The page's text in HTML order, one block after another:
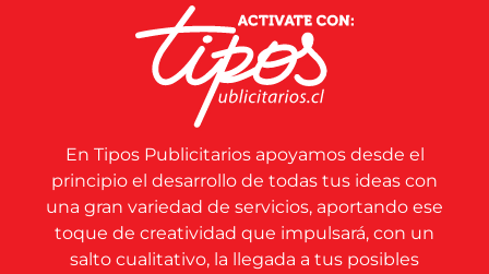
En Tipos Publicitarios apoyamos desde el
principio el desarrollo de todas tus ideas con
una gran variedad de servicios, aportando ese
toque de creatividad que impulsará, con un
salto cualitativo, la llegada a tus posibles